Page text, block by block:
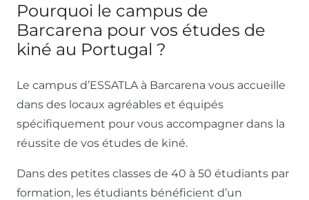
Pourquoi le campus de
Barcarena pour vos études de
kiné au Portugal ?
Le campus d’ESSATLA à Barcarena vous accueille
dans des locaux agréables et équipés
spécifiquement pour vous accompagner dans la
réussite de vos études de kiné.
Dans des petites classes de 40 à 50 étudiants par
formation, les étudiants bénéficient d’un